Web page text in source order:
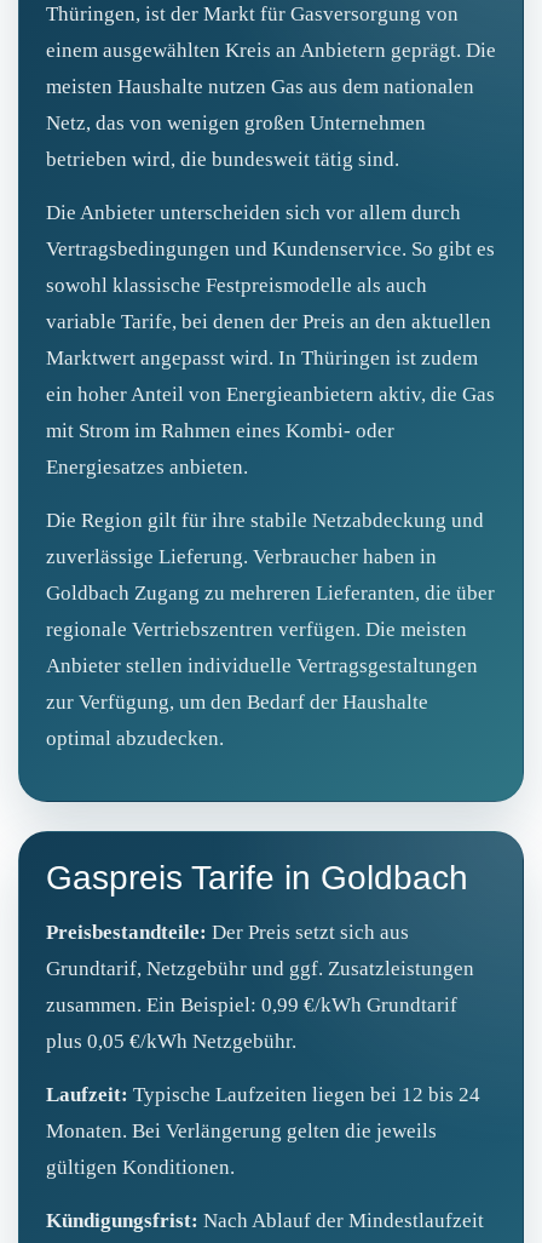
Thüringen, ist der Markt für Gasversorgung von
einem ausgewählten Kreis an Anbietern geprägt. Die
meisten Haushalte nutzen Gas aus dem nationalen
Netz, das von wenigen großen Unternehmen
betrieben wird, die bundesweit tätig sind.
Die Anbieter unterscheiden sich vor allem durch
Vertragsbedingungen und Kundenservice. So gibt es
sowohl klassische Festpreismodelle als auch
variable Tarife, bei denen der Preis an den aktuellen
Marktwert angepasst wird. In Thüringen ist zudem
ein hoher Anteil von Energieanbietern aktiv, die Gas
mit Strom im Rahmen eines Kombi- oder
Energiesatzes anbieten.
Die Region gilt für ihre stabile Netzabdeckung und
zuverlässige Lieferung. Verbraucher haben in
Goldbach Zugang zu mehreren Lieferanten, die über
regionale Vertriebszentren verfügen. Die meisten
Anbieter stellen individuelle Vertragsgestaltungen
zur Verfügung, um den Bedarf der Haushalte
optimal abzudecken.
Gaspreis Tarife in Goldbach
Preisbestandteile: Der Preis setzt sich aus
Grundtarif, Netzgebühr und ggf. Zusatzleistungen
zusammen. Ein Beispiel: 0,99 €/kWh Grundtarif
plus 0,05 €/kWh Netzgebühr.
Laufzeit: Typische Laufzeiten liegen bei 12 bis 24
Monaten. Bei Verlängerung gelten die jeweils
gültigen Konditionen.
Kündigungsfrist: Nach Ablauf der Mindestlaufzeit